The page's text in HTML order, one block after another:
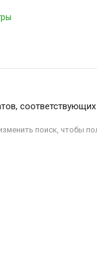
поиск, чтобы